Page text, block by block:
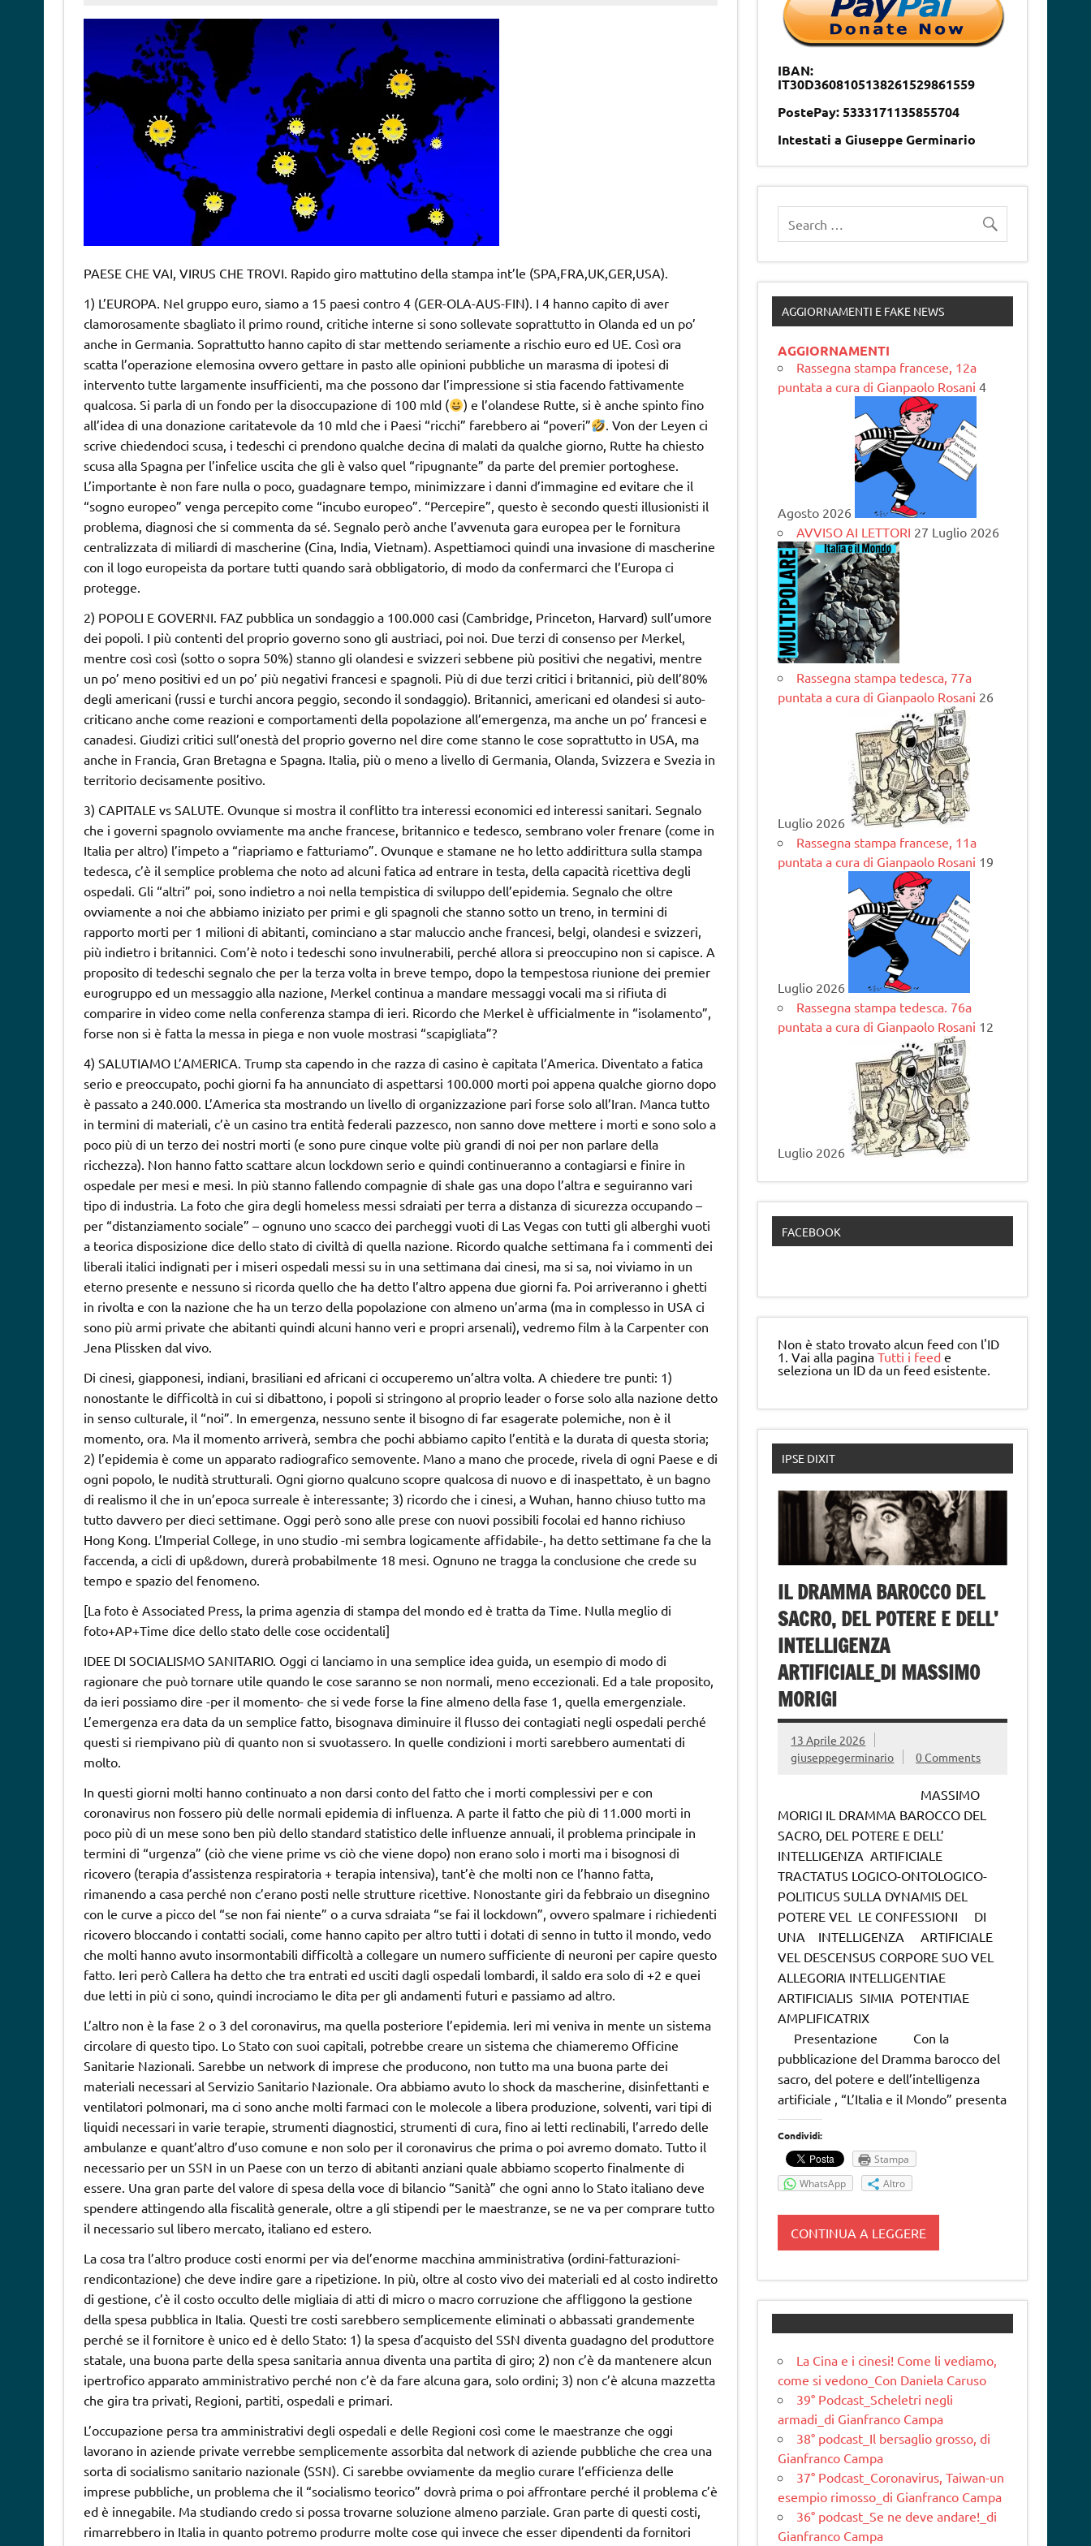
PAESE CHE VAI, VIRUS CHE TROVI. Rapido giro mattutino della stampa int’le (SPA,FRA,UK,GER,USA).
1) L’EUROPA. Nel gruppo euro, siamo a 15 paesi contro 4 (GER-OLA-AUS-FIN). I 4 hanno capito di aver
clamorosamente sbagliato il primo round, critiche interne si sono sollevate soprattutto in Olanda ed un po’
anche in Germania. Soprattutto hanno capito di star mettendo seriamente a rischio euro ed UE. Così ora
scatta l’operazione elemosina ovvero gettare in pasto alle opinioni pubbliche un marasma di ipotesi di
intervento tutte largamente insufficienti, ma che possono dar l’impressione si stia facendo fattivamente
qualcosa. Si parla di un fondo per la disoccupazione di 100 mld (
) e l’olandese Rutte, si è anche spinto fino
all’idea di una donazione caritatevole da 10 mld che i Paesi “ricchi” farebbero ai “poveri”
. Von der Leyen ci
scrive chiedendoci scusa, i tedeschi ci prendono qualche decina di malati da qualche giorno, Rutte ha chiesto
scusa alla Spagna per l’infelice uscita che gli è valso quel “ripugnante” da parte del premier portoghese.
L’importante è non fare nulla o poco, guadagnare tempo, minimizzare i danni d’immagine ed evitare che il
“sogno europeo” venga percepito come “incubo europeo”. “Percepire”, questo è secondo questi illusionisti il
problema, diagnosi che si commenta da sé. Segnalo però anche l’avvenuta gara europea per le fornitura
centralizzata di miliardi di mascherine (Cina, India, Vietnam). Aspettiamoci quindi una invasione di mascherine
con il logo europeista da portare tutti quando sarà obbligatorio, di modo da confermarci che l’Europa ci
protegge.
2) POPOLI E GOVERNI. FAZ pubblica un sondaggio a 100.000 casi (Cambridge, Princeton, Harvard) sull’umore
dei popoli. I più contenti del proprio governo sono gli austriaci, poi noi. Due terzi di consenso per Merkel,
mentre così così (sotto o sopra 50%) stanno gli olandesi e svizzeri sebbene più positivi che negativi, mentre
un po’ meno positivi ed un po’ più negativi francesi e spagnoli. Più di due terzi critici i britannici, più dell’80%
degli americani (russi e turchi ancora peggio, secondo il sondaggio). Britannici, americani ed olandesi si auto-
criticano anche come reazioni e comportamenti della popolazione all’emergenza, ma anche un po’ francesi e
canadesi. Giudizi critici sull’onestà del proprio governo nel dire come stanno le cose soprattutto in USA, ma
anche in Francia, Gran Bretagna e Spagna. Italia, più o meno a livello di Germania, Olanda, Svizzera e Svezia in
territorio decisamente positivo.
3) CAPITALE vs SALUTE. Ovunque si mostra il conflitto tra interessi economici ed interessi sanitari. Segnalo
che i governi spagnolo ovviamente ma anche francese, britannico e tedesco, sembrano voler frenare (come in
Italia per altro) l’impeto a “riapriamo e fatturiamo”. Ovunque e stamane ne ho letto addirittura sulla stampa
tedesca, c’è il semplice problema che noto ad alcuni fatica ad entrare in testa, della capacità ricettiva degli
ospedali. Gli “altri” poi, sono indietro a noi nella tempistica di sviluppo dell’epidemia. Segnalo che oltre
ovviamente a noi che abbiamo iniziato per primi e gli spagnoli che stanno sotto un treno, in termini di
rapporto morti per 1 milioni di abitanti, cominciano a star maluccio anche francesi, belgi, olandesi e svizzeri,
più indietro i britannici. Com’è noto i tedeschi sono invulnerabili, perché allora si preoccupino non si capisce. A
proposito di tedeschi segnalo che per la terza volta in breve tempo, dopo la tempestosa riunione dei premier
eurogruppo ed un messaggio alla nazione, Merkel continua a mandare messaggi vocali ma si rifiuta di
comparire in video come nella conferenza stampa di ieri. Ricordo che Merkel è ufficialmente in “isolamento”,
forse non si è fatta la messa in piega e non vuole mostrasi “scapigliata”?
4) SALUTIAMO L’AMERICA. Trump sta capendo in che razza di casino è capitata l’America. Diventato a fatica
serio e preoccupato, pochi giorni fa ha annunciato di aspettarsi 100.000 morti poi appena qualche giorno dopo
è passato a 240.000. L’America sta mostrando un livello di organizzazione pari forse solo all’Iran. Manca tutto
in termini di materiali, c’è un casino tra entità federali pazzesco, non sanno dove mettere i morti e sono solo a
poco più di un terzo dei nostri morti (e sono pure cinque volte più grandi di noi per non parlare della
ricchezza). Non hanno fatto scattare alcun lockdown serio e quindi continueranno a contagiarsi e finire in
ospedale per mesi e mesi. In più stanno fallendo compagnie di shale gas una dopo l’altra e seguiranno vari
tipo di industria. La foto che gira degli homeless messi sdraiati per terra a distanza di sicurezza occupando –
per “distanziamento sociale” – ognuno uno scacco dei parcheggi vuoti di Las Vegas con tutti gli alberghi vuoti
a teorica disposizione dice dello stato di civiltà di quella nazione. Ricordo qualche settimana fa i commenti dei
liberali italici indignati per i miseri ospedali messi su in una settimana dai cinesi, ma si sa, noi viviamo in un
eterno presente e nessuno si ricorda quello che ha detto l’altro appena due giorni fa. Poi arriveranno i ghetti
in rivolta e con la nazione che ha un terzo della popolazione con almeno un’arma (ma in complesso in USA ci
sono più armi private che abitanti quindi alcuni hanno veri e propri arsenali), vedremo film à la Carpenter con
Jena Plissken dal vivo.
Di cinesi, giapponesi, indiani, brasiliani ed africani ci occuperemo un’altra volta. A chiedere tre punti: 1)
nonostante le difficoltà in cui si dibattono, i popoli si stringono al proprio leader o forse solo alla nazione detto
in senso culturale, il “noi”. In emergenza, nessuno sente il bisogno di far esagerate polemiche, non è il
momento, ora. Ma il momento arriverà, sembra che pochi abbiamo capito l’entità e la durata di questa storia;
2) l’epidemia è come un apparato radiografico semovente. Mano a mano che procede, rivela di ogni Paese e di
ogni popolo, le nudità strutturali. Ogni giorno qualcuno scopre qualcosa di nuovo e di inaspettato, è un bagno
di realismo il che in un’epoca surreale è interessante; 3) ricordo che i cinesi, a Wuhan, hanno chiuso tutto ma
tutto davvero per dieci settimane. Oggi però sono alle prese con nuovi possibili focolai ed hanno richiuso
Hong Kong. L’Imperial College, in uno studio -mi sembra logicamente affidabile-, ha detto settimane fa che la
faccenda, a cicli di up&down, durerà probabilmente 18 mesi. Ognuno ne tragga la conclusione che crede su
tempo e spazio del fenomeno.
[La foto è Associated Press, la prima agenzia di stampa del mondo ed è tratta da Time. Nulla meglio di
foto+AP+Time dice dello stato delle cose occidentali]
IDEE DI SOCIALISMO SANITARIO. Oggi ci lanciamo in una semplice idea guida, un esempio di modo di
ragionare che può tornare utile quando le cose saranno se non normali, meno eccezionali. Ed a tale proposito,
da ieri possiamo dire -per il momento- che si vede forse la fine almeno della fase 1, quella emergenziale.
L’emergenza era data da un semplice fatto, bisognava diminuire il flusso dei contagiati negli ospedali perché
questi si riempivano più di quanto non si svuotassero. In quelle condizioni i morti sarebbero aumentati di
molto.
In questi giorni molti hanno continuato a non darsi conto del fatto che i morti complessivi per e con
coronavirus non fossero più delle normali epidemia di influenza. A parte il fatto che più di 11.000 morti in
poco più di un mese sono ben più dello standard statistico delle influenze annuali, il problema principale in
termini di “urgenza” (ciò che viene prime vs ciò che viene dopo) non erano solo i morti ma i bisognosi di
ricovero (terapia d’assistenza respiratoria + terapia intensiva), tant’è che molti non ce l’hanno fatta,
rimanendo a casa perché non c’erano posti nelle strutture ricettive. Nonostante giri da febbraio un disegnino
con le curve a picco del “se non fai niente” o a curva sdraiata “se fai il lockdown”, ovvero spalmare i richiedenti
ricovero bloccando i contatti sociali, come hanno capito per altro tutti i dotati di senno in tutto il mondo, vedo
che molti hanno avuto insormontabili difficoltà a collegare un numero sufficiente di neuroni per capire questo
fatto. Ieri però Callera ha detto che tra entrati ed usciti dagli ospedali lombardi, il saldo era solo di +2 e quei
due letti in più ci sono, quindi incrociamo le dita per gli andamenti futuri e passiamo ad altro.
L’altro non è la fase 2 o 3 del coronavirus, ma quella posteriore l’epidemia. Ieri mi veniva in mente un sistema
circolare di questo tipo. Lo Stato con suoi capitali, potrebbe creare un sistema che chiameremo Officine
Sanitarie Nazionali. Sarebbe un network di imprese che producono, non tutto ma una buona parte dei
materiali necessari al Servizio Sanitario Nazionale. Ora abbiamo avuto lo shock da mascherine, disinfettanti e
ventilatori polmonari, ma ci sono anche molti farmaci con le molecole a libera produzione, solventi, vari tipi di
liquidi necessari in varie terapie, strumenti diagnostici, strumenti di cura, fino ai letti reclinabili, l’arredo delle
ambulanze e quant’altro d’uso comune e non solo per il coronavirus che prima o poi avremo domato. Tutto il
necessario per un SSN in un Paese con un terzo di abitanti anziani quale abbiamo scoperto finalmente di
essere. Una gran parte del valore di spesa della voce di bilancio “Sanità” che ogni anno lo Stato italiano deve
spendere attingendo alla fiscalità generale, oltre a gli stipendi per le maestranze, se ne va per comprare tutto
il necessario sul libero mercato, italiano ed estero.
La cosa tra l’altro produce costi enormi per via del’enorme macchina amministrativa (ordini-fatturazioni-
rendicontazione) che deve indire gare a ripetizione. In più, oltre al costo vivo dei materiali ed al costo indiretto
di gestione, c’è il costo occulto delle migliaia di atti di micro o macro corruzione che affliggono la gestione
della spesa pubblica in Italia. Questi tre costi sarebbero semplicemente eliminati o abbassati grandemente
perché se il fornitore è unico ed è dello Stato: 1) la spesa d’acquisto del SSN diventa guadagno del produttore
statale, una buona parte della spesa sanitaria annua diventa una partita di giro; 2) non c’è da mantenere alcun
ipertrofico apparato amministrativo perché non c’è da fare alcuna gara, solo ordini; 3) non c’è alcuna mazzetta
che gira tra privati, Regioni, partiti, ospedali e primari.
L’occupazione persa tra amministrativi degli ospedali e delle Regioni così come le maestranze che oggi
lavorano in aziende private verrebbe semplicemente assorbita dal network di aziende pubbliche che crea una
sorta di socialismo sanitario nazionale (SSN). Ci sarebbe ovviamente da meglio curare l’efficienza delle
imprese pubbliche, un problema che il “socialismo teorico” dovrà prima o poi affrontare perché il problema c’è
ed è innegabile. Ma studiando credo si possa trovarne soluzione almeno parziale. Gran parte di questi costi,
rimarrebbero in Italia in quanto potremo produrre molte cose qui invece che esser dipendenti da fornitori
IBAN:
IT30D3608105138261529861559
PostePay: 5333171135855704
Intestati a Giuseppe Germinario
AGGIORNAMENTI E FAKE NEWS
AGGIORNAMENTI
Rassegna stampa francese, 12a
puntata a cura di Gianpaolo Rosani 4
Agosto 2026
AVVISO AI LETTORI 27 Luglio 2026
Rassegna stampa tedesca, 77a
puntata a cura di Gianpaolo Rosani 26
Luglio 2026
Rassegna stampa francese, 11a
puntata a cura di Gianpaolo Rosani 19
Luglio 2026
Rassegna stampa tedesca. 76a
puntata a cura di Gianpaolo Rosani 12
Luglio 2026
FACEBOOK
Non è stato trovato alcun feed con l'ID
1. Vai alla paginaTutti i feed e
seleziona un ID da un feed esistente.
IPSE DIXIT
IL DRAMMA BAROCCO DEL
SACRO, DEL POTERE E DELL’
INTELLIGENZA
ARTIFICIALE_DI MASSIMO
MORIGI
13 Aprile 2026
giuseppegerminario
0 Comments
MASSIMO
MORIGI IL DRAMMA BAROCCO DEL
SACRO, DEL POTERE E DELL’
INTELLIGENZA ARTIFICIALE
TRACTATUS LOGICO-ONTOLOGICO-
POLITICUS SULLA DYNAMIS DEL
POTERE VEL LE CONFESSIONI DI
UNA INTELLIGENZA ARTIFICIALE
VEL DESCENSUS CORPORE SUO VEL
ALLEGORIA INTELLIGENTIAE
ARTIFICIALIS SIMIA POTENTIAE
AMPLIFICATRIX
Presentazione Con la
pubblicazione del Dramma barocco del
sacro, del potere e dell’intelligenza
artificiale , “L’Italia e il Mondo” presenta
Condividi:
Stampa
WhatsApp
Altro
CONTINUA A LEGGERE
La Cina e i cinesi! Come li vediamo,
come si vedono_Con Daniela Caruso
39° Podcast_Scheletri negli
armadi_di Gianfranco Campa
38° podcast_Il bersaglio grosso, di
Gianfranco Campa
37° Podcast_Coronavirus, Taiwan-un
esempio rimosso_di Gianfranco Campa
36° podcast_Se ne deve andare!_di
Gianfranco Campa